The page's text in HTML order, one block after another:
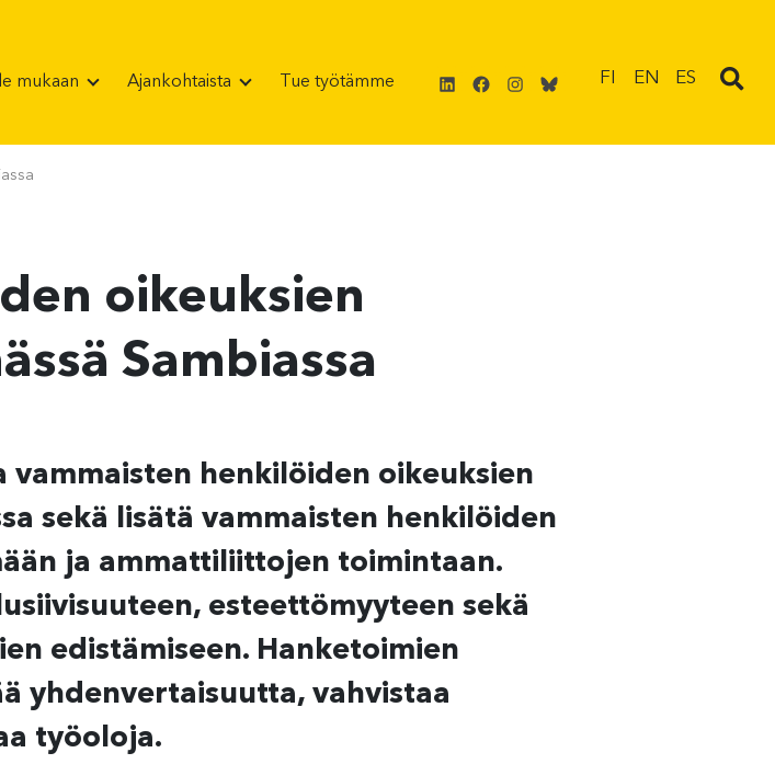
mukaan Ajankohtaista Tue työtämme LinkedIn
Facebook
Instagram
Bluesky
FI EN ES
oikeuksien
Sambiassa
henkilöiden oikeuksien
sekä lisätä vammaisten henkilöiden
ja ammattiliittojen toimintaan.
esteettömyyteen sekä
edistämiseen. Hanketoimien
yhdenvertaisuutta, vahvistaa
työoloja.